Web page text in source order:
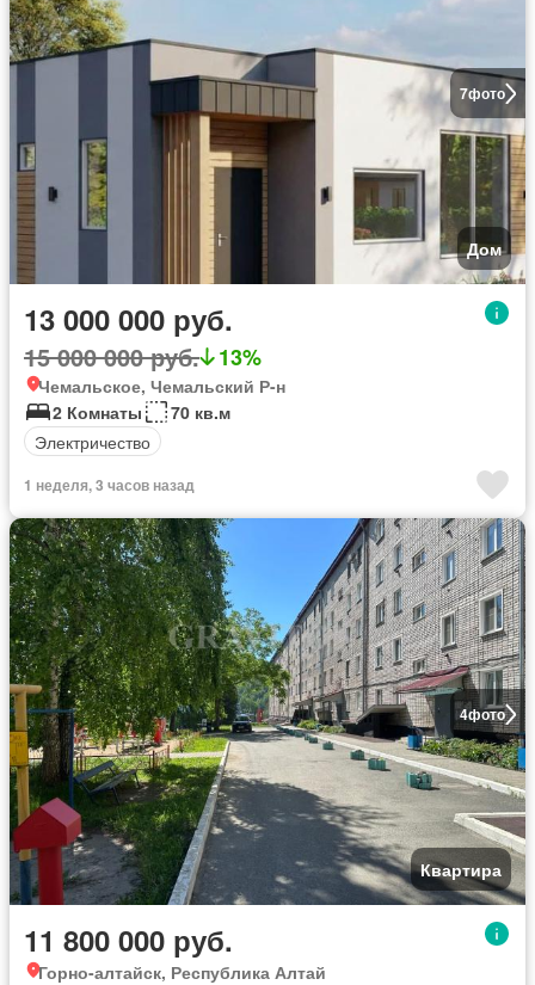
7фото
Дом
13 000 000 руб.
15 000 000 руб. 13%
Чемальское, Чемальский Р-н
2 Комнаты
70 кв.м
Электричество
1 неделя, 3 часов назад
4фото
Квартира
11 800 000 руб.
Горно-алтайск, Республика Алтай